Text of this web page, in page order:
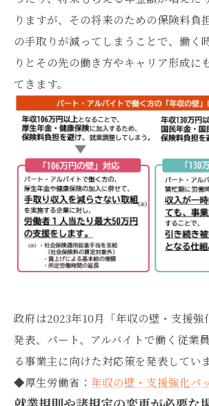
りますが、その将来のための保険料負
の手取りが減ってしまうことで、働く
りとその先の働き方やキャリア形成に
てきます。
政府は2023年10月「年収の壁・支援強
発表、パート、アルバイトで働く従業
る事業主に向けた対応策を発表していま
◆厚生労働省： 年収の壁・支援強化パ